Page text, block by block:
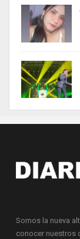
Somos la nueva
conocer nuestros